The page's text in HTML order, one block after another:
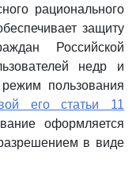
рационального
защиту
Российской
недр и
пользования
его статьи 11
оформляется
в виде